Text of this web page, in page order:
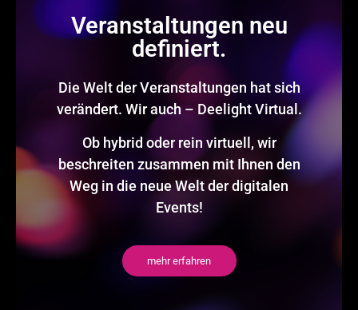
Veranstaltungen neu
definiert.
Die Welt der Veranstaltungen hat sich
verändert. Wir auch – Deelight Virtual.
Ob hybrid oder rein virtuell, wir
beschreiten zusammen mit Ihnen den
Weg in die neue Welt der digitalen
Events!
mehr erfahren